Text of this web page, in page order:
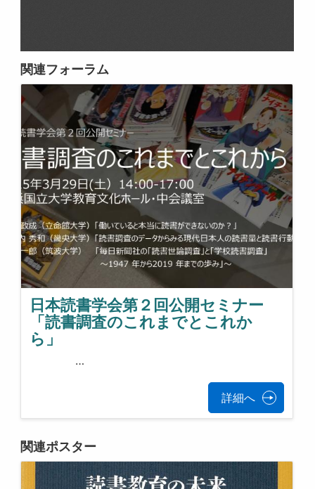
関連フォーラム
日本読書学会第２回公開セミナー
「読書調査のこれまでとこれか
ら」
…
詳細へ
関連ポスター